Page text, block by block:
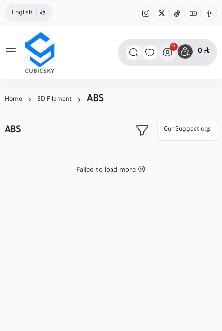
English
مؤسسة كيوبك سكاي
0
0
Home 3D Filament ABS
ABS
Failed to load more 😢